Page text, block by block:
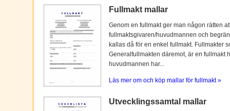
Fullmakt mallar
Genom en fullmakt ger man någon rätten
fullmaktsgivaren/huvudmannen och
kallas då för en enkel fullmakt. Fullmakter
Generalfullmakten däremot, är en fullmakt
huvudmannen har...
Läs mer om och köp mallar för fullmakt »
Utvecklingssamtal mallar